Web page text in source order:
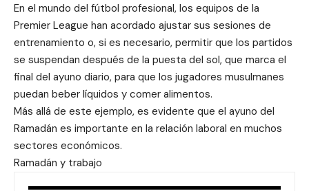
En el mundo del fútbol profesional, los equipos de la
Premier League han acordado ajustar sus sesiones de
entrenamiento o, si es necesario, permitir que los partidos
se suspendan después de la puesta del sol, que marca el
final del ayuno diario, para que los jugadores musulmanes
puedan beber líquidos y comer alimentos.
Más allá de este ejemplo, es evidente que el ayuno del
Ramadán es importante en la relación laboral en muchos
sectores económicos.
Ramadán y trabajo